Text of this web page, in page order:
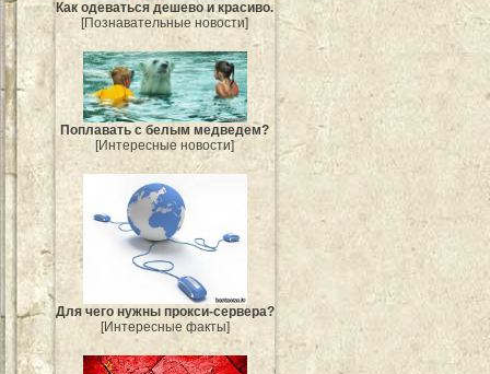
Как одеваться дешево и красиво.
[Познавательные новости]
Поплавать с белым медведем?
[Интересные новости]
Для чего нужны прокси-сервера?
[Интересные факты]